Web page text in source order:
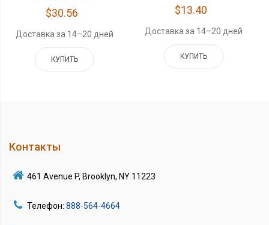
$30.56
Доставка за 14–20 дней
КУПИТЬ
$13.40
Доставка за 14–20 дней
КУПИТЬ
Контакты
461 Avenue P, Brooklyn, NY 11223
Телефон: 888-564-4664